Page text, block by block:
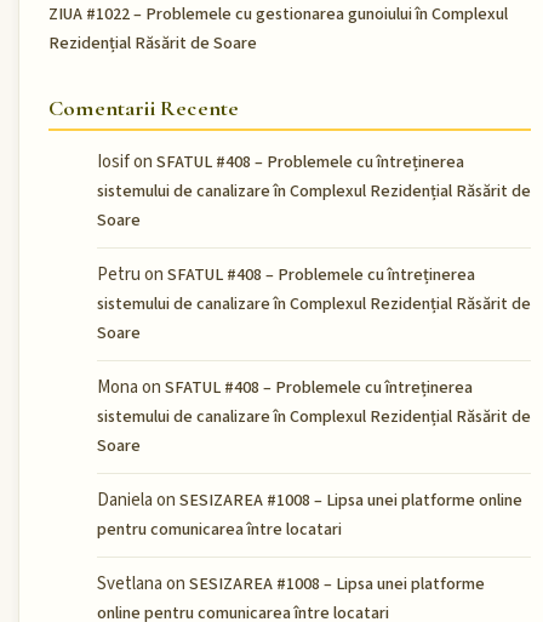
ZIUA #1022 – Problemele cu gestionarea gunoiului în Complexul
Rezidențial Răsărit de Soare
Comentarii Recente
Iosifon SFATUL #408 – Problemele cu întreținerea
sistemului de canalizare în Complexul Rezidențial Răsărit de
Soare
Petruon SFATUL #408 – Problemele cu întreținerea
sistemului de canalizare în Complexul Rezidențial Răsărit de
Soare
Monaon SFATUL #408 – Problemele cu întreținerea
sistemului de canalizare în Complexul Rezidențial Răsărit de
Soare
Danielaon SESIZAREA #1008 – Lipsa unei platforme online
pentru comunicarea între locatari
Svetlanaon SESIZAREA #1008 – Lipsa unei platforme
online pentru comunicarea între locatari